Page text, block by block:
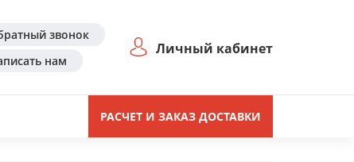
звонок
нам
Личный кабинет
РАСЧЕТ И ЗАКАЗ ДОСТАВКИ